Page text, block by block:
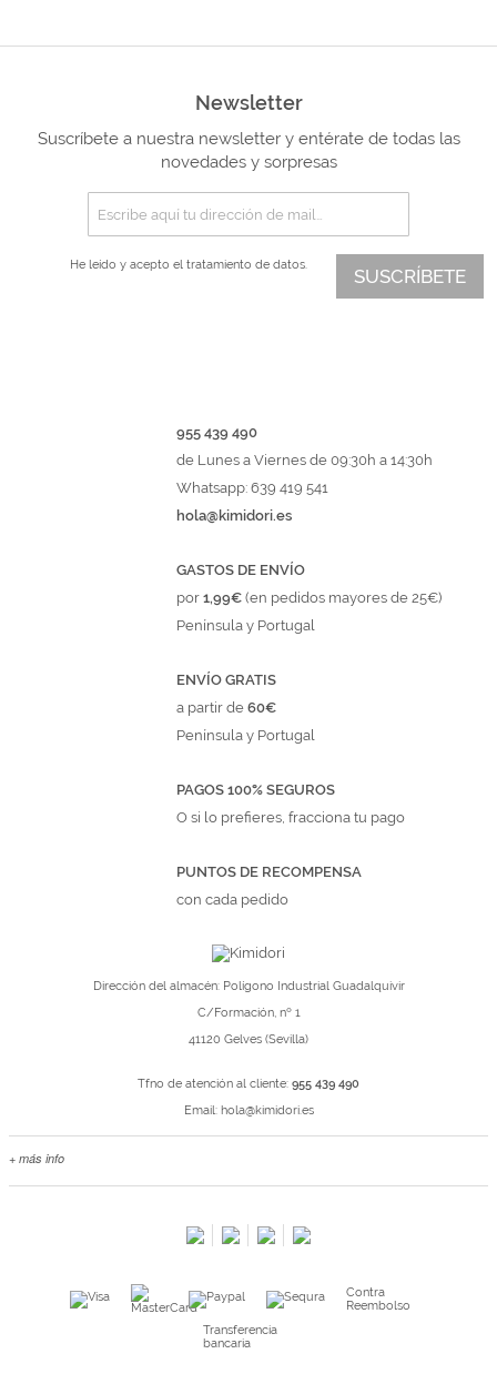
Newsletter
Suscríbete a nuestra newsletter y entérate de todas las
novedades y sorpresas
SUSCRÍBETE
He leído y acepto el tratamiento de datos.
955 439 490
de Lunes a Viernes de 09:30h a 14:30h
Whatsapp: 639 419 541
hola@kimidori.es
GASTOS DE ENVÍO
por1,99€(en pedidos mayores de 25€)
Península y Portugal
ENVÍO GRATIS
a partir de60€
Península y Portugal
PAGOS 100% SEGUROS
O si lo prefieres, fracciona tu pago
PUNTOS DE RECOMPENSA
con cada pedido
Dirección del almacén: Polígono Industrial Guadalquivir
C/Formación, nº 1
41120 Gelves (Sevilla)
Tfno de atención al cliente: 955 439 490
Email: hola@kimidori.es
+ más info
Kimidori PRINT, nuestro servicio de impresión de fotos
Contra
Reembolso
Transferencia
bancaria